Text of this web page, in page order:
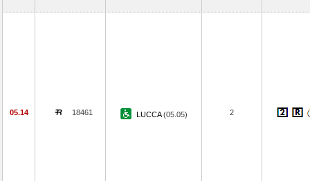
05.14 18461 LUCCA(05.05) 2